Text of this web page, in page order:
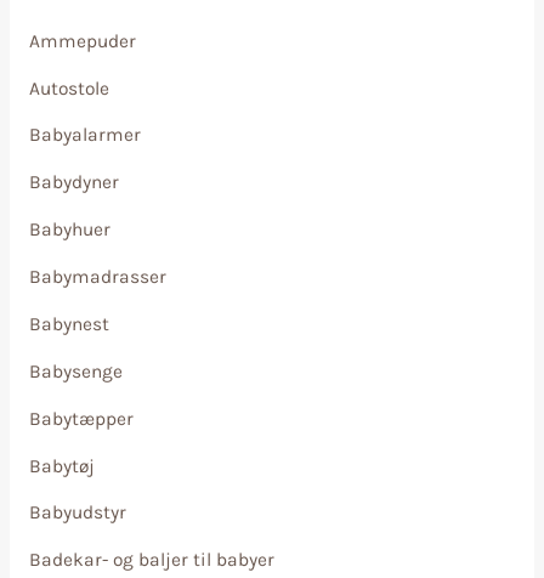
Ammepuder
Autostole
Babyalarmer
Babydyner
Babyhuer
Babymadrasser
Babynest
Babysenge
Babytæpper
Babytøj
Babyudstyr
Badekar- og baljer til babyer